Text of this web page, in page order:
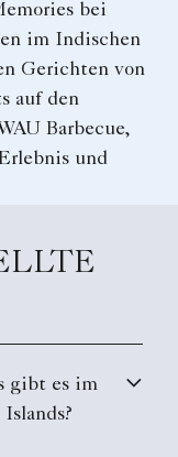
bei
im Indischen
Gerichten von
auf den
Barbecue,
und
gibt es im